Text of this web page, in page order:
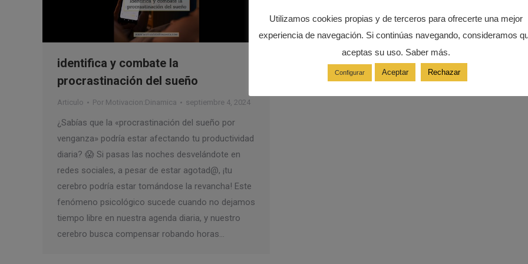
identifica y combate la
procrastinación del sueño
Articulo Por Motivacion:Dinamica septiembre 4, 2024
¿Sabías que la «procrastinación del sueño por
venganza» podría estar afectando tu productividad
diaria? 😱 Si pasas las noches desvelándote en
redes sociales, a pesar de estar agotad@, ¡tu
cerebro podría estar tomándose la revancha! Este
fenómeno psicológico sucede cuando no dejamos
tiempo libre en nuestra agenda diaria, y nuestro
cerebro busca compensar robando horas…
Utilizamos cookies propias y de terceros para ofrecerte una mejor
experiencia de navegación. Si continúas navegando, consideramos
aceptas su uso. Saber más.
Configurar Aceptar Rechazar